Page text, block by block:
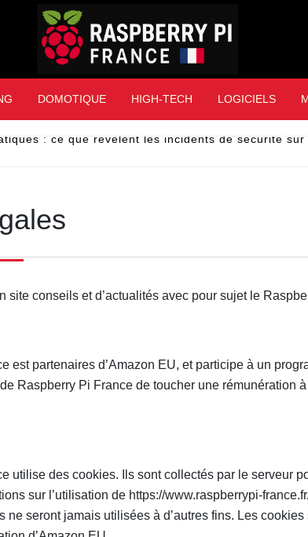
Pi
DOMOTIQUE HIGH-TECH LOGICIELS
site conseils et d’actualités avec pour sujet le
est partenaires d’Amazon EU, et participe à un
Raspberry Pi France de toucher une rémunération
utilise des cookies. Ils sont collectés par le serveur
sur l’utilisation de https://www.raspberrypi-
ne seront jamais utilisées à d’autres fins. Les